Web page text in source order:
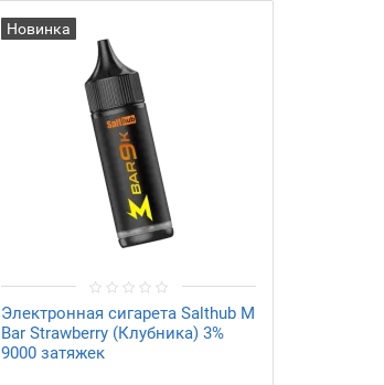
Новинка
Электронная сигарета Salthub M
Bar Strawberry (Клубника) 3%
9000 затяжек